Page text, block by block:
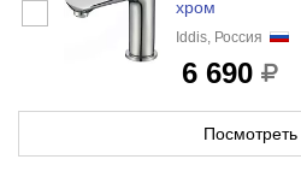
хром
Iddis, Россия
6 690